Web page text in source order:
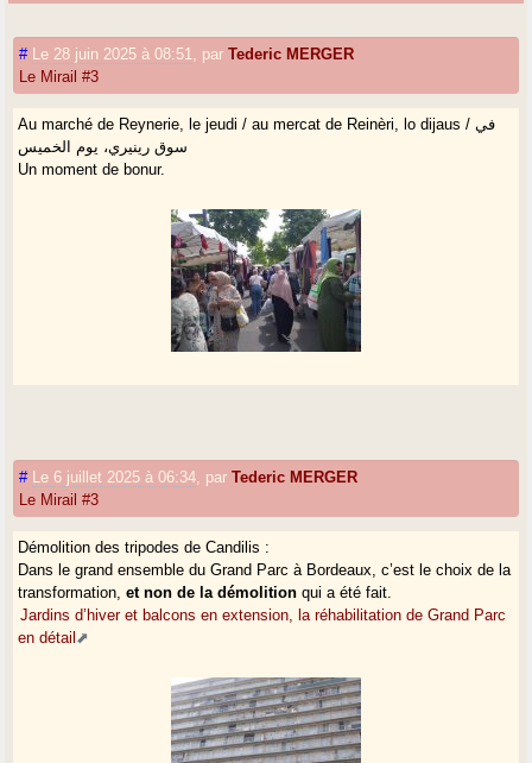
# Le 28 juin 2025 à 08:51 parTederic MERGER
Le Mirail #3
Au marché de Reynerie, le jeudi / au mercat de Reinèri, lo dijaus / في
سوق رينيري، يوم الخميس
Un moment de bonur.
# Le 6 juillet 2025 à 06:34 parTederic MERGER
Le Mirail #3
Démolition des tripodes de Candilis :
Dans le grand ensemble du Grand Parc à Bordeaux, c’est le choix de la
transformation,et non de la démolition qui a été fait.
Jardins d’hiver et balcons en extension, la réhabilitation de Grand Parc
en détail